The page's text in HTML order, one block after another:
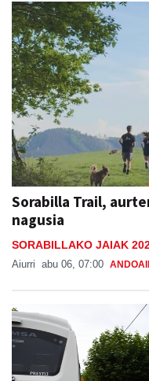
Sorabilla Trail,
nagusia
SORABILLAKO JAIAK
Aiurri abu 06, 07:00